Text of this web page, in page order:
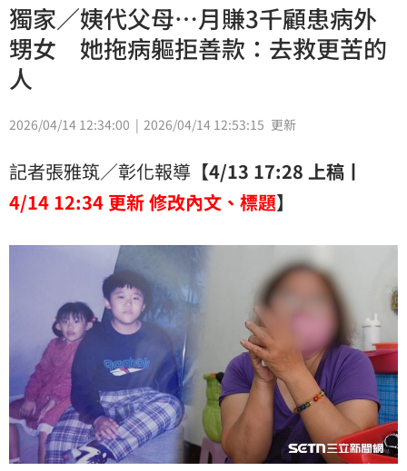
獨家／姨代父母…月賺3千顧患病外
甥女 她拖病軀拒善款：去救更苦的
人
2026/04/14 12:34:00 2026/04/14 12:53:15 更新
記者張雅筑／彰化報導 【4/13 17:28 上稿丨
4/14 12:34 更新 修改內文、標題】